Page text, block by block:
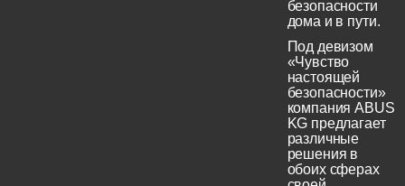
безопасности
дома и в пути.
Под девизом
«Чувство
настоящей
безопасности»
компания ABUS
KG предлагает
различные
решения в
обоих сферах